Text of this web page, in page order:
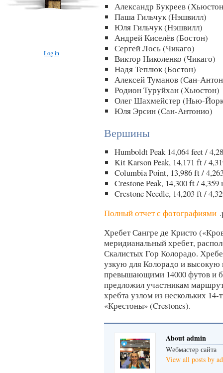
Log in
Александр Букреев
Паша Гильчук (Нэшвилл)
Юля Гильчук (Нэшвилл)
Андрей Киселёв (Бостон)
Сергей Лось (Чикаго)
Виктор Николенко (Чикаго)
Надя Теплюк (Бостон)
Алексей Туманов (Сан-
Родион Туруйхан (Хьюстон)
Олег Шахмейстер (Нью-
Юля Эрсин (Сан-Антонио)
Вершины
Humboldt Peak 14,064 feet /
Kit Karson Peak, 14,171 ft /
Columbia Point, 13,986 ft /
Crestone Peak, 14,300 ft / 4,359
Crestone Needle, 14,203 ft /
Полный отчет с фотографиями
Хребет Сангре де Кристо
меридианальный хребет,
Скалистых Гор Колорадо.
узкую для Колорадо и
превышающими 14000 футов и
предложил участникам
хребта узлом из нескольких
«Крестоны» (Crestones).
About admin
Wебмастер сайта
View all posts by